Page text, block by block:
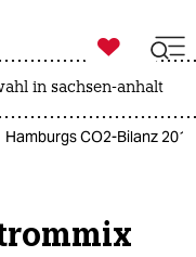

taz zahl ich
in sachsen-anhalt
Hamburgs CO2-Bilanz